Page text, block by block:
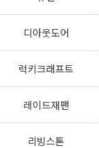
디아웃도어
럭키크래프트
레이드재팬
리빙스톤